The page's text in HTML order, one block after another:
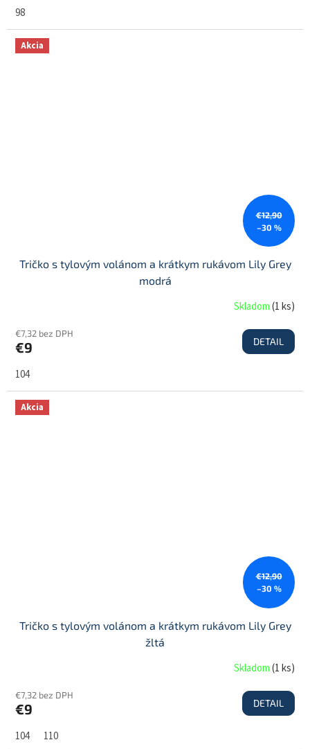
98
Akcia
€12,90
–30 %
Tričko s tylovým volánom a krátkym rukávom Lily Grey
modrá
Skladom(1 ks)
€7,32 bez DPH
€9 DETAIL
104
Akcia
€12,90
–30 %
Tričko s tylovým volánom a krátkym rukávom Lily Grey
žltá
Skladom(1 ks)
€7,32 bez DPH
€9 DETAIL
104 110